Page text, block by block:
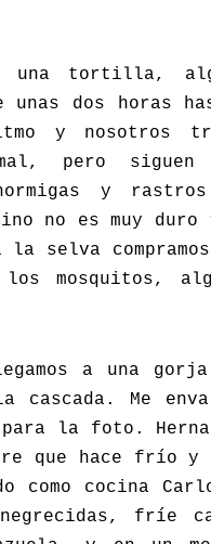
una tortilla,
unas dos horas
y nosotros
pero siguen
y
no es muy
selva
mosquitos,
a una
Me
la foto.
que hace frío y
como cocina
fríe